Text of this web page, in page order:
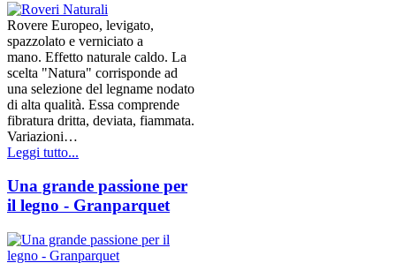
Rovere Europeo, levigato,
spazzolato e verniciato a
mano. Effetto naturale caldo. La
scelta "Natura" corrisponde ad
una selezione del legname nodato
di alta qualità. Essa comprende
fibratura dritta, deviata, fiammata.
Variazioni…
Leggi tutto...
Una grande passione per
il legno - Granparquet